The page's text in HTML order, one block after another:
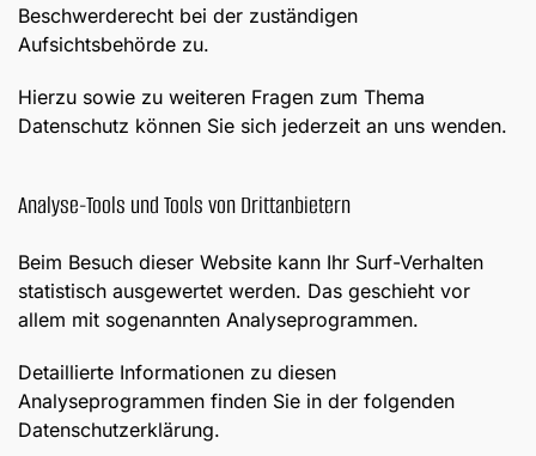
Beschwerderecht bei der zuständigen
Aufsichtsbehörde zu.
Hierzu sowie zu weiteren Fragen zum Thema
Datenschutz können Sie sich jederzeit an uns wenden.
Analyse-Tools und Tools von Dritt­anbietern
Beim Besuch dieser Website kann Ihr Surf-Verhalten
statistisch ausgewertet werden. Das geschieht vor
allem mit sogenannten Analyseprogrammen.
Detaillierte Informationen zu diesen
Analyseprogrammen finden Sie in der folgenden
Datenschutzerklärung.